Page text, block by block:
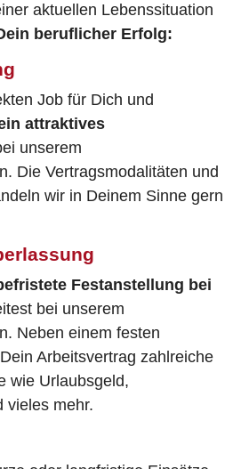
aktuellen Lebenssituation
beruflicher Erfolg:
Job für Dich und
attraktives
unserem
Die Vertragsmodalitäten und
wir in Deinem Sinne gern
Festanstellung bei
bei unserem
Neben einem festen
Arbeitsvertrag zahlreiche
wie Urlaubsgeld,
vieles mehr.